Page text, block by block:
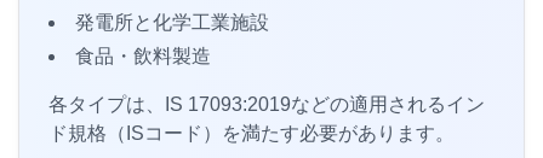
発電所と化学工業施設
食品・飲料製造
各タイプは、IS 17093:2019などの適用されるイン
ド規格（ISコード）を満たす必要があります。